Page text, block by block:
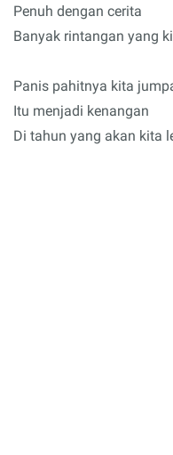
Penuh dengan cerita
Banyak rintangan yang
Panis pahitnya kita
Itu menjadi kenangan
Di tahun yang akan kita